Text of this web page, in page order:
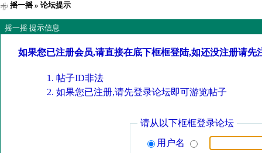
摇一摇» 论坛提示
摇一摇 提示信息
如果您已注册会员,请直接在底下框框登陆,如还没注册请先
帖子ID非法
如果您已注册,请先登录论坛即可游览帖子
请从以下框框登录论坛
用户名